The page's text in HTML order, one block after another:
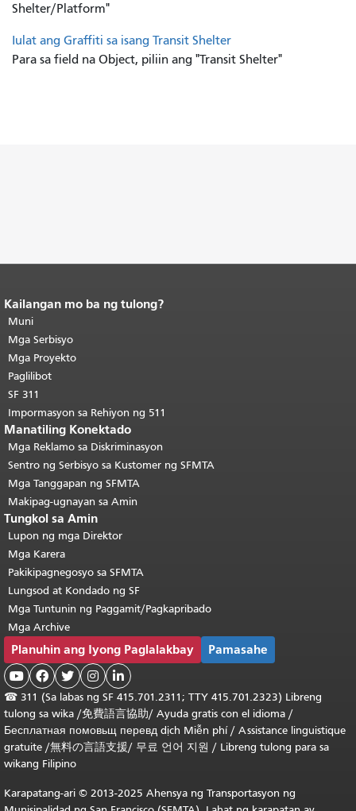
Shelter/Platform"
Iulat ang Graffiti sa isang Transit Shelter
Para sa field na Object, piliin ang "Transit Shelter"
Katapusan ng nilalaman ng
pahina.
pahinang ito ay nauulit sa bawat
pahina.Bumalik sa tuktok ng
pangunahing nilalaman
Kailangan mo ba ng tulong?
Muni
Mga Serbisyo
Mga Proyekto
Paglilibot
SF 311
Impormasyon sa Rehiyon ng 511
Manatiling Konektado
Mga Reklamo sa Diskriminasyon
Sentro ng Serbisyo sa Kustomer ng SFMTA
Mga Tanggapan ng SFMTA
Makipag-ugnayan sa Amin
Tungkol sa Amin
Lupon ng mga Direktor
Mga Karera
Pakikipagnegosyo sa SFMTA
Lungsod at Kondado ng SF
Mga Tuntunin ng Paggamit/Pagkapribado
Mga Archive
Planuhin ang Iyong Paglalakbay Pamasahe
    
☎ 311 (Sa labas ng SF 415.701.2311; TTY 415.701.2323) Libreng
tulong sa wika /免費語言協助/ Ayuda gratis con el idioma /
Бесплатная помовьщ перевд dịch Miễn phí/ Assistance linguistique
gratuite /無料の言語支援/ 무료 언어 지원 / Libreng tulong para sa
wikang Filipino
Karapatang-ari © 2013-2025 Ahensya ng Transportasyon ng